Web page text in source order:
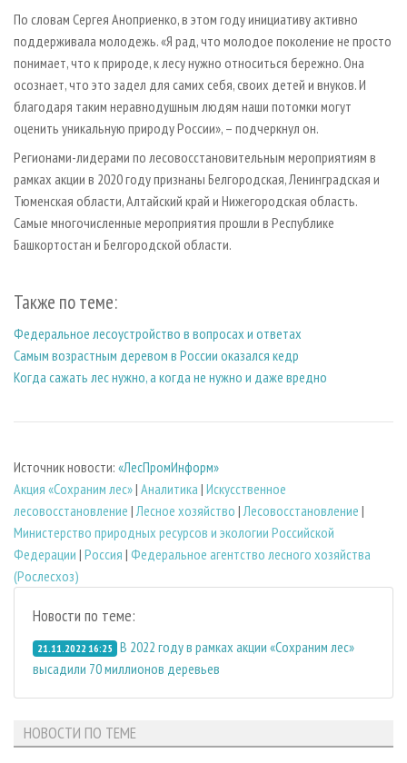
ИНСТРУМЕНТ И МАТЕРИАЛЫ
БИБЛИОТЕКА СПЕЦИАЛИСТА
По словам Сергея Аноприенко, в этом году инициативу активно
поддерживала молодежь. «Я рад, что молодое поколение не просто
понимает, что к природе, к лесу нужно относиться бережно. Она
осознает, что это задел для самих себя, своих детей и внуков. И
благодаря таким неравнодушным людям наши потомки могут
оценить уникальную природу России», – подчеркнул он.
Регионами-лидерами по лесовосстановительным мероприятиям в
рамках акции в 2020 году признаны Белгородская, Ленинградская и
Тюменская области, Алтайский край и Нижегородская область.
Самые многочисленные мероприятия прошли в Республике
Башкортостан и Белгородской области.
Также по теме:
Федеральное лесоустройство в вопросах и ответах
Самым возрастным деревом в России оказался кедр
Когда сажать лес нужно, а когда не нужно и даже вредно
Источник новости: «ЛесПромИнформ»
Акция «Сохраним лес»| Аналитика | Искусственное
лесовосстановление | Лесное хозяйство | Лесовосстановление |
Министерство природных ресурсов и экологии Российской
Федерации | Россия | Федеральное агентство лесного хозяйства
(Рослесхоз)
Новости по теме:
21.11.2022 16:25 В 2022 году в рамках акции «Сохраним лес»
высадили 70 миллионов деревьев
НОВОСТИ ПО ТЕМЕ